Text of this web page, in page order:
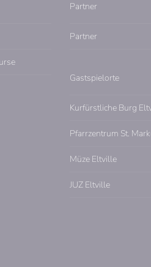
Partner
Partner
Gastspielorte
Kurfürstliche Burg
Pfarrzentrum St.
Müze Eltville
JUZ Eltville